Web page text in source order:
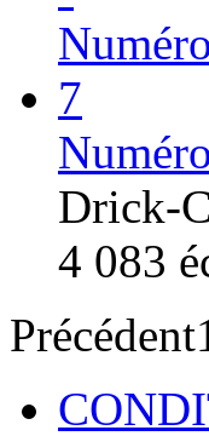
Drick-C
4 083
Précédent